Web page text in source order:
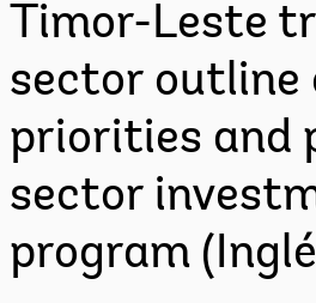
Timor-Leste
sector outline
priorities and
sector
program